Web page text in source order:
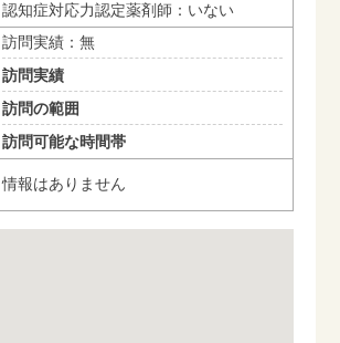
認知症対応力認定薬剤師：いない
訪問実績：無
訪問実績
訪問の範囲
訪問可能な時間帯
情報はありません